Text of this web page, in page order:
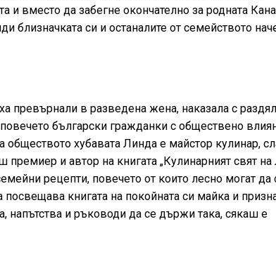
вместо да забегне окончателно за родната
близначката си и останалите от семейството
превърнали в разведена жена, наказала с
български гражданки с обществено
обществото хубавата Линда е майстор кулинар,
и автор на книгата „Кулинарният свят на
рецепти, повечето от които лесно могат да
книгата на покойната си майка и
напътства и ръководи да се държи така, сякаш е